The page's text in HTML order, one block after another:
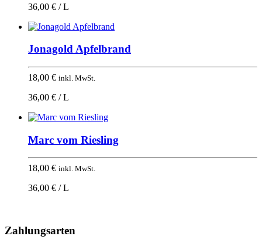
36,00 € / L
Jonagold Apfelbrand
18,00 € inkl. MwSt.
36,00 € / L
Marc vom Riesling
18,00 € inkl. MwSt.
36,00 € / L
oben
Zahlungsarten